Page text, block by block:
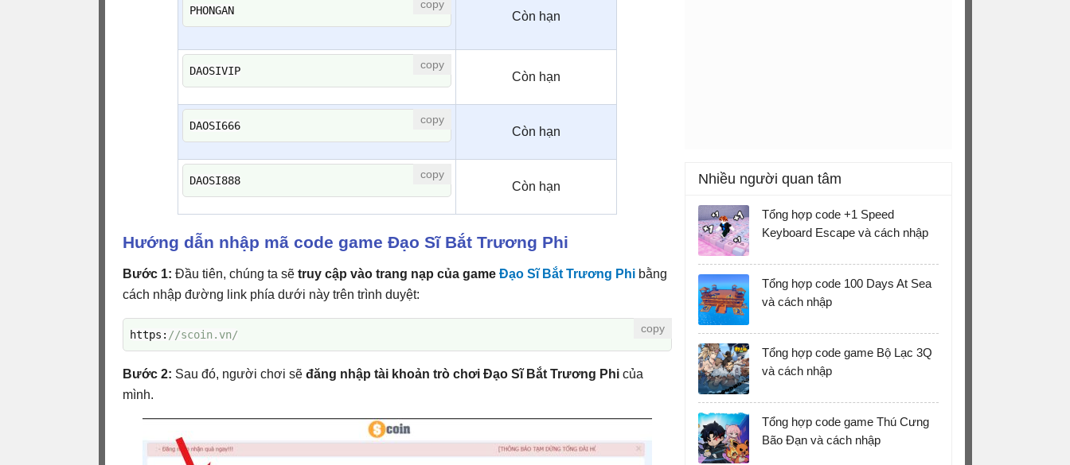
PHONGAN Còn hạn
DAOSIVIP Còn hạn
DAOSI666 Còn hạn
DAOSI888 Còn hạn
Hướng dẫn nhập mã code game Đạo Sĩ Bắt Trương Phi
Bước 1: Đầu tiên, chúng ta sẽ truy cập vào trang nạp của game Đạo Sĩ Bắt Trương Phi bằng
cách nhập đường link phía dưới này trên trình duyệt:
https : //scoin.vn/
Bước 2: Sau đó, người chơi sẽ đăng nhập tài khoản trò chơi Đạo Sĩ Bắt Trương Phi của
mình.
Nhiều người quan tâm
Tổng hợp code +1 Speed
Keyboard Escape và cách nhập
Tổng hợp code 100 Days At Sea
và cách nhập
Tổng hợp code game Bộ Lạc 3Q
và cách nhập
Tổng hợp code game Thú Cưng
Bão Đạn và cách nhập